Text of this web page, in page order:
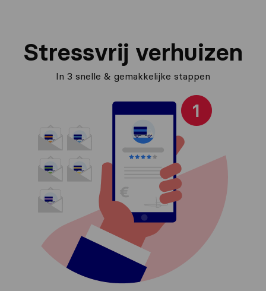
Stressvrij verhuizen
In 3 snelle & gemakkelijke stappen